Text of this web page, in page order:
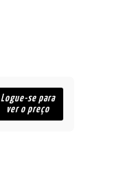
Logue-se para
ver o preço